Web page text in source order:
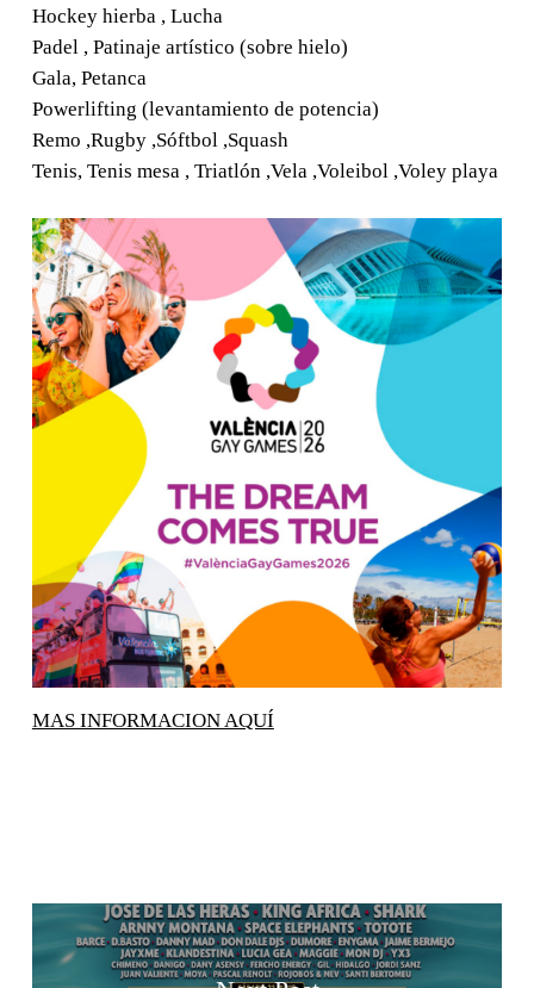
Hockey hierba , Lucha
Padel , Patinaje artístico (sobre hielo)
Gala, Petanca
Powerlifting (levantamiento de potencia)
Remo ,Rugby ,Sóftbol ,Squash
Tenis, Tenis mesa , Triatlón ,Vela ,Voleibol ,Voley playa
MAS INFORMACION AQUÍ